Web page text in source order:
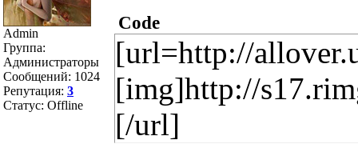
Admin
Группа:
Администраторы
Сообщений: 1024
Репутация: 3
Статус: Offline
Code
[url=http://
[img]http://
[/url]